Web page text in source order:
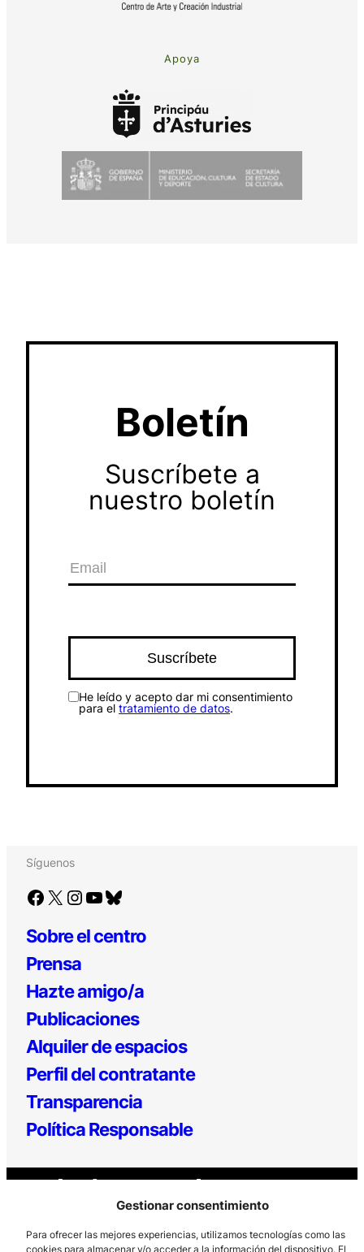
Gestionar consentimiento
Para ofrecer las mejores experiencias, utilizamos tecnologías como las
cookies para almacenar y/o acceder a la información del dispositivo. El
Apoya
Boletín
Suscríbete a
nuestro boletín
He leído y acepto dar mi consentimiento
para el tratamiento de datos.
Síguenos
Facebook X Instagram YouTube Bluesky
Sobre el centro
Prensa
Hazte amigo/a
Publicaciones
Alquiler de espacios
Perfil del contratante
Transparencia
Política Responsable